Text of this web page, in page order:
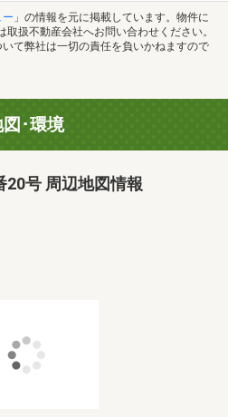
ー 」の情報を元に掲載しています。物件に
扱不動産会社へお問い合わせください。
て弊社は一切の責任を負いかねますので
･環境
20号 周辺地図情報